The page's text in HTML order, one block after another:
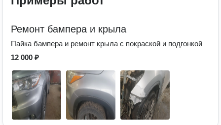
Ремонт бампера и крыла
Пайка бампера и ремонт крыла с покраской и подгонкой
12 000 ₽